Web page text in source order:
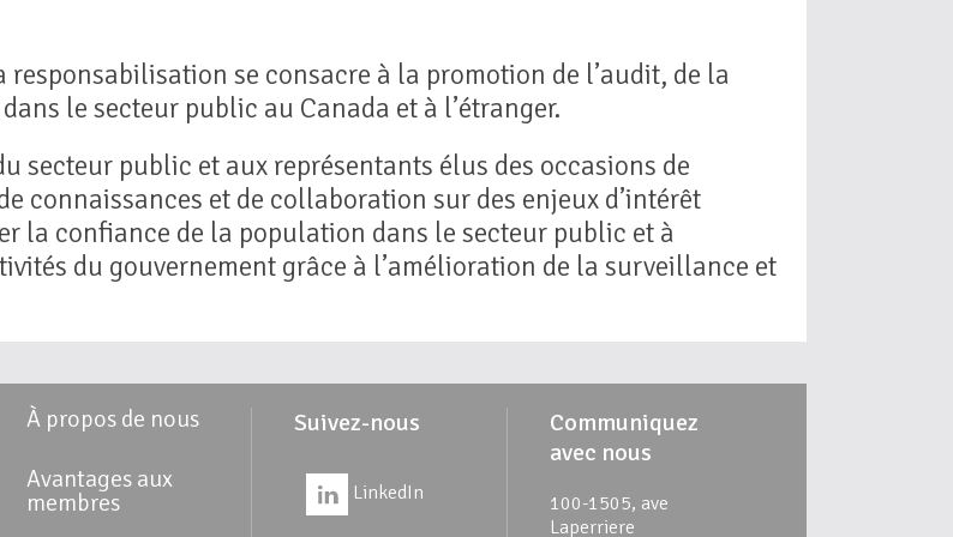
se consacre à la promotion de l’audit, de la
le secteur public au Canada et à l’étranger.
secteur public et aux représentants élus des occasions de
connaissances et de collaboration sur des enjeux d’intérêt
la confiance de la population dans le secteur public et à
du gouvernement grâce à l’amélioration de la surveillance et
À propos de nous
Avantages aux
membres
Suivez-nous
LinkedIn
Communiquez
avec nous
100-1505, ave
Laperriere